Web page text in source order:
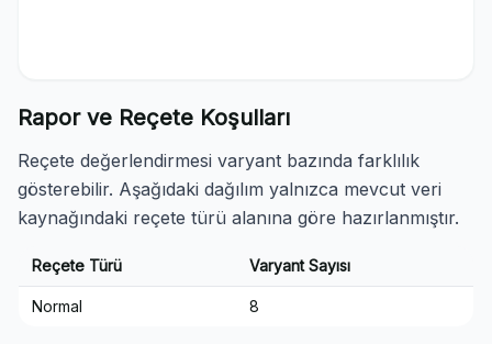
Rapor ve Reçete Koşulları
Reçete değerlendirmesi varyant bazında farklılık
gösterebilir. Aşağıdaki dağılım yalnızca mevcut veri
kaynağındaki reçete türü alanına göre hazırlanmıştır.
Reçete Türü Varyant Sayısı
Normal 8